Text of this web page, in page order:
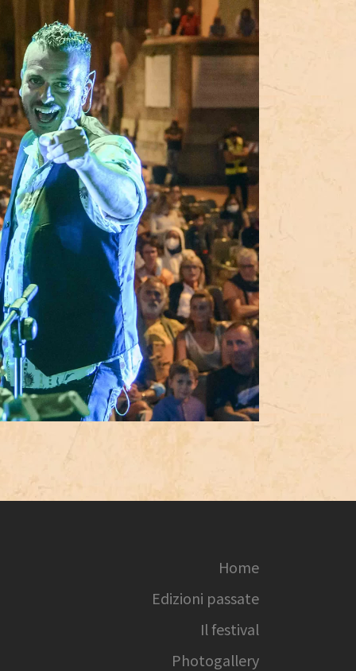
Home
Edizioni passate
Il festival
Photogallery